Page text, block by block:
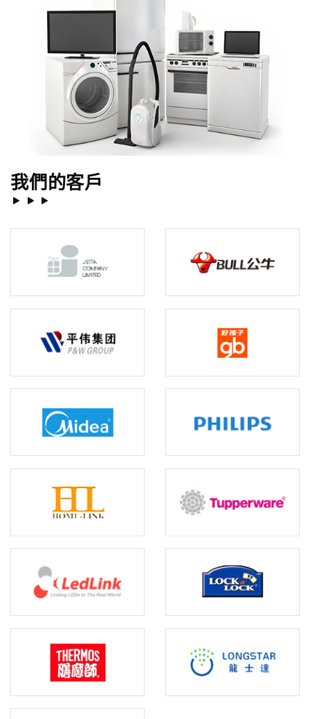
我們的客戶